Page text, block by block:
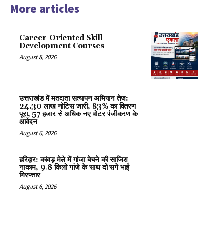
More articles
Career-Oriented Skill
Development Courses
August 8, 2026
उत्तराखंड में मतदाता सत्यापन अभियान तेज:
24.30 लाख नोटिस जारी, 83% का वितरण
पूरा, 57 हजार से अधिक नए वोटर पंजीकरण के
आवेदन
August 6, 2026
हरिद्वार: कांवड़ मेले में गांजा बेचने की साजिश
नाकाम, 9.8 किलो गांजे के साथ दो सगे भाई
गिरफ्तार
August 6, 2026